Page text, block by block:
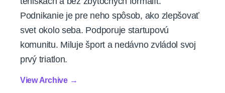
Podnikanie je pre neho spôsob, ako zlepšovať
svet okolo seba. Podporuje startupovú
komunitu. Miluje šport a nedávno zvládol svoj
prvý triatlon.
View Archive →